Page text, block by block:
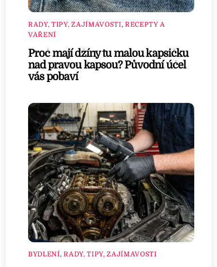
RADY, TIPY, ZAJÍMAVOSTI, RECEPTY A
VAŘENÍ
Proč mají džíny tu malou kapsičku
nad pravou kapsou? Původní účel
vás pobaví
BYDLENÍ,RADY, TIPY, ZAJÍMAVOSTI